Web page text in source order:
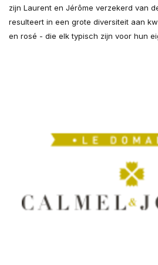
zijn Laurent en Jérôme verzekerd van
resulteert in een grote diversiteit aan
en rosé - die elk typisch zijn voor hun